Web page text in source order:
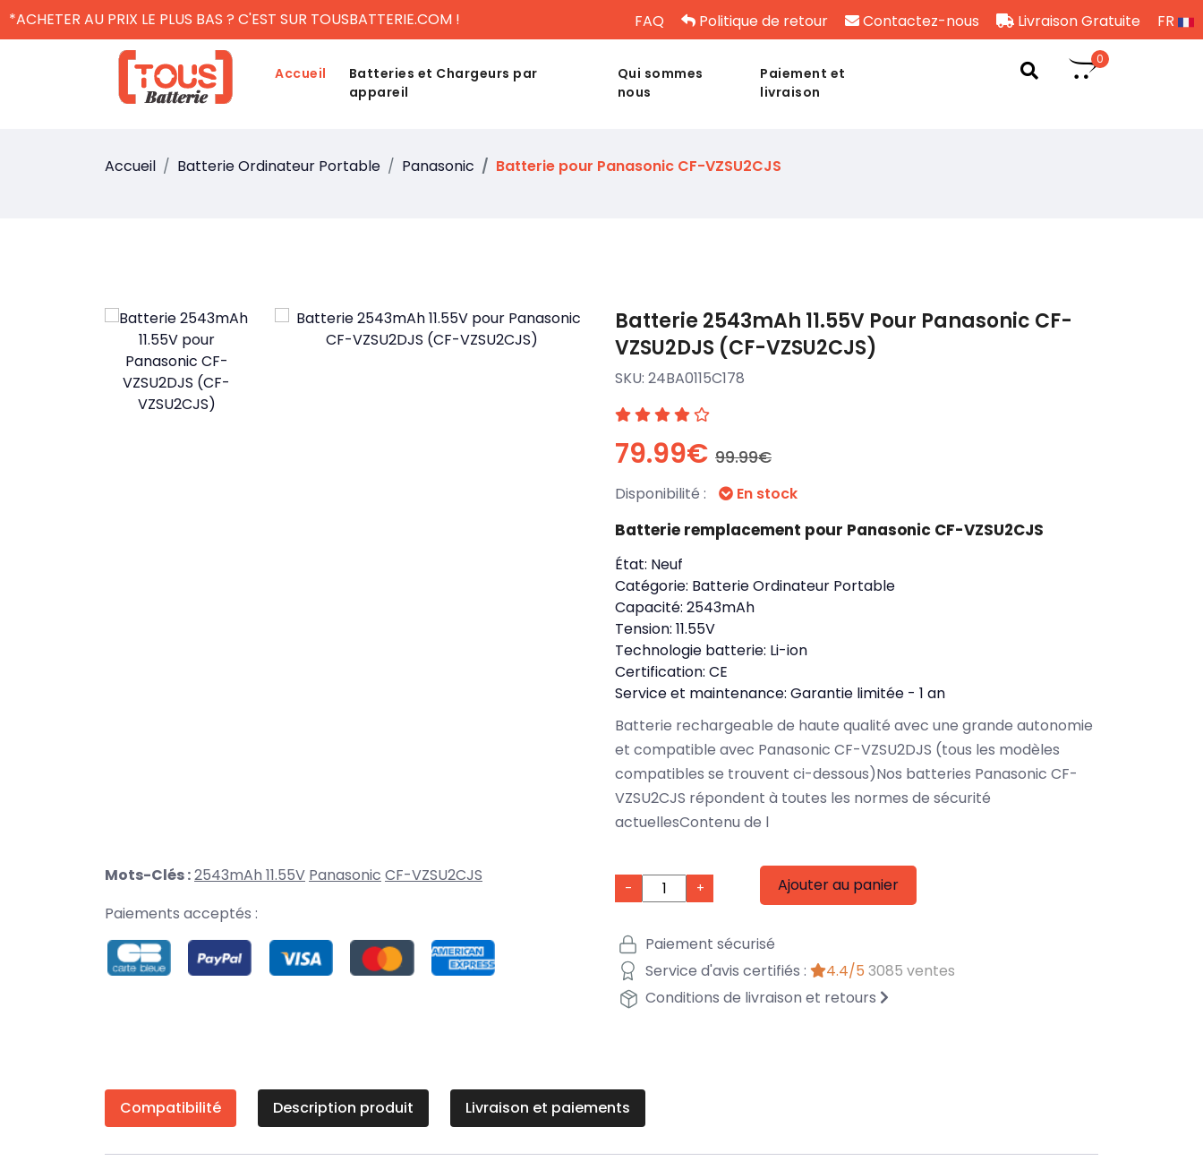
*ACHETER AU PRIX LE PLUS BAS ? C'EST SUR TOUSBATTERIE.COM ! FAQ Politique de retour Contactez-nous Livraison Gratuite FR
Accueil
Batteries et Chargeurs par
appareil
Qui sommes
nous
Paiement et
livraison
0
Accueil Batterie Ordinateur Portable Panasonic Batterie pour Panasonic CF-VZSU2CJS
Mots-Clés :2543mAh 11.55V Panasonic CF-VZSU2CJS
Paiements acceptés :
Batterie 2543mAh 11.55V Pour Panasonic CF-
VZSU2DJS (CF-VZSU2CJS)
SKU: 24BA0115C178
79.99€ 99.99€
Disponibilité : En stock
Batterie remplacement pour Panasonic CF-VZSU2CJS
État: Neuf
Catégorie: Batterie Ordinateur Portable
Capacité: 2543mAh
Tension: 11.55V
Technologie batterie: Li-ion
Certification: CE
Service et maintenance: Garantie limitée - 1 an
Batterie rechargeable de haute qualité avec une grande autonomie
et compatible avec Panasonic CF-VZSU2DJS (tous les modèles
compatibles se trouvent ci-dessous)Nos batteries Panasonic CF-
VZSU2CJS répondent à toutes les normes de sécurité
actuellesContenu de l
- + Ajouter au panier
Paiement sécurisé
Service d'avis certifiés :
4.4/5 3085 ventes
Conditions de livraison et retours
Compatibilité Description produit Livraison et paiements